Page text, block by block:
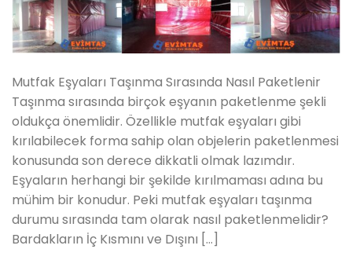
Mutfak Eşyaları Taşınma Sırasında Nasıl Paketlenir
Taşınma sırasında birçok eşyanın paketlenme şekli
oldukça önemlidir. Özellikle mutfak eşyaları gibi
kırılabilecek forma sahip olan objelerin paketlenmesi
konusunda son derece dikkatli olmak lazımdır.
Eşyaların herhangi bir şekilde kırılmaması adına bu
mühim bir konudur. Peki mutfak eşyaları taşınma
durumu sırasında tam olarak nasıl paketlenmelidir?
Bardakların İç Kısmını ve Dışını […]